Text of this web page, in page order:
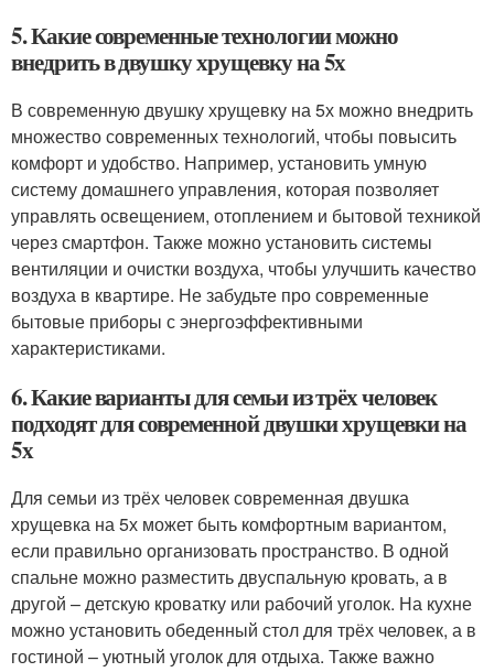
5. Какие современные технологии можно
внедрить в двушку хрущевку на 5х
В современную двушку хрущевку на 5х можно внедрить
множество современных технологий, чтобы повысить
комфорт и удобство. Например, установить умную
систему домашнего управления, которая позволяет
управлять освещением, отоплением и бытовой техникой
через смартфон. Также можно установить системы
вентиляции и очистки воздуха, чтобы улучшить качество
воздуха в квартире. Не забудьте про современные
бытовые приборы с энергоэффективными
характеристиками.
6. Какие варианты для семьи из трёх человек
подходят для современной двушки хрущевки на
5х
Для семьи из трёх человек современная двушка
хрущевка на 5х может быть комфортным вариантом,
если правильно организовать пространство. В одной
спальне можно разместить двуспальную кровать, а в
другой – детскую кроватку или рабочий уголок. На кухне
можно установить обеденный стол для трёх человек, а в
гостиной – уютный уголок для отдыха. Также важно